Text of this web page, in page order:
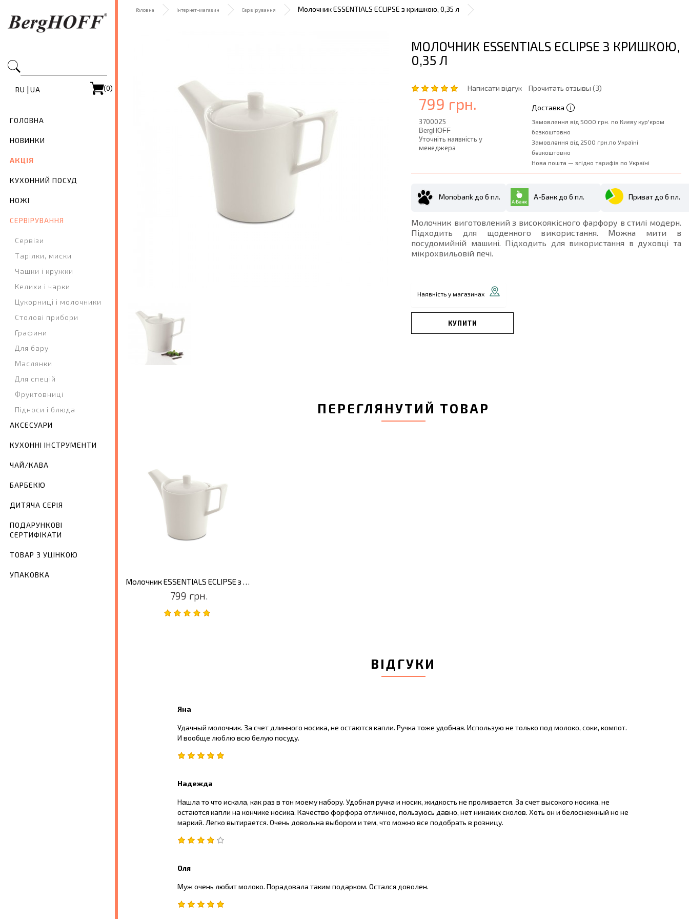
RU | UA (0)
ГОЛОВНА
НОВИНКИ
АКЦІЯ
КУХОННИЙ ПОСУД
НОЖІ
СЕРВІРУВАННЯ
Сервізи
Тарілки, миски
Чашки і кружки
Келихи і чарки
Цукорниці і молочники
Столові прибори
Графини
Для бару
Маслянки
Для спецій
Фруктовниці
Підноси і блюда
АКСЕСУАРИ
КУХОННІ ІНСТРУМЕНТИ
ЧАЙ/КАВА
БАРБЕКЮ
ДИТЯЧА СЕРІЯ
ПОДАРУНКОВІ
СЕРТИФІКАТИ
ТОВАР З УЦІНКОЮ
УПАКОВКА
Головна Інтернет-магазин Сервірування Молочник ESSENTIALS ECLIPSE з кришкою, 0,35 л
МОЛОЧНИК ESSENTIALS ECLIPSE З КРИШКОЮ,
0,35 Л
Написати відгук Прочитать отзывы (3)
799 грн.
3700025
BergHOFF
Уточніть наявність у
менеджера
Доставка
Замовлення від 5000 грн. по Києву кур'єром
безкоштовно
Замовлення від 2500 грн.по Україні
безкоштовно
Нова пошта — згідно тарифів по Україні
Monobank до 6 пл. А-Банк до 6 пл. Приват до 6 пл.
Молочник виготовлений з високоякісного фарфору в стилі модерн.
Підходить для щоденного використання. Можна мити в
посудомийній машині. Підходить для використання в духовці та
мікрохвильовій печі.
Наявність у магазинах
КУПИТИ
ПЕРЕГЛЯНУТИЙ ТОВАР
799 грн.
ВІДГУКИ
Яна
Удачный молочник. За счет длинного носика, не остаются капли. Ручка тоже удобная. Использую не только под молоко, соки, компот.
И вообще люблю всю белую посуду.
Надежда
Нашла то что искала, как раз в тон моему набору. Удобная ручка и носик, жидкость не проливается. За счет высокого носика, не
остаются капли на кончике носика. Качество форфора отличное, пользуюсь давно, нет никаких сколов. Хоть он и белоснежный но не
маркий. Легко вытирается. Очень довольна выбором и тем, что можно все подобрать в розницу.
Оля
Муж очень любит молоко. Порадовала таким подарком. Остался доволен.